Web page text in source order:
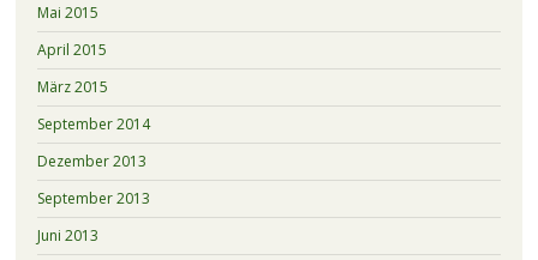
Mai 2015
April 2015
März 2015
September 2014
Dezember 2013
September 2013
Juni 2013